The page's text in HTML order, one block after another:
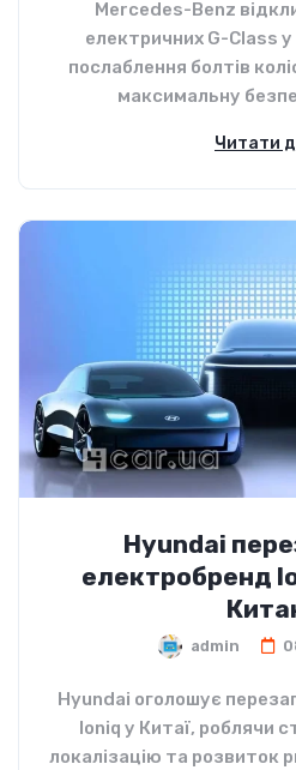
Mercedes-Benz
електричних G-Class
послаблення болтів
максимальну
Читати
Hyundai
електробренд
admin
Hyundai оголошує
Ioniq у Китаї, роблячи
локалізацію та розвиток